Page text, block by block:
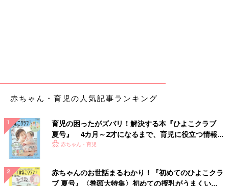
赤ちゃん・育児の人気記事ランキング
育児の困ったがズバリ！解決する本『ひよこクラブ
夏号』 4カ月～2才になるまで、育児に役立つ情報が
いっぱい！
赤ちゃん・育児
赤ちゃんのお世話まるわかり！『初めてのひよこクラ
ブ 夏号』〈巻頭大特集〉初めての授乳がうまくい